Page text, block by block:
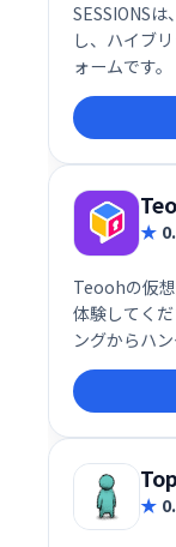
SESSIONS
し、ハイブ
ォームです
を解消し、
管理できま
クを実現し
Teoohの仮
体験してく
ングからハ
た最適な部
互いの部屋